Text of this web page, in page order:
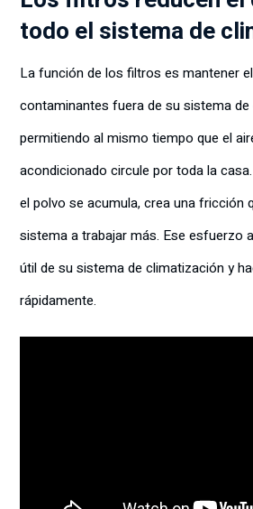
todo el sistema de
La función de los filtros es mantener
contaminantes fuera de su sistema
permitiendo al mismo tiempo que el
acondicionado circule por toda la
el polvo se acumula, crea una fricción
sistema a trabajar más. Ese esfuerzo
útil de su sistema de climatización y
rápidamente.